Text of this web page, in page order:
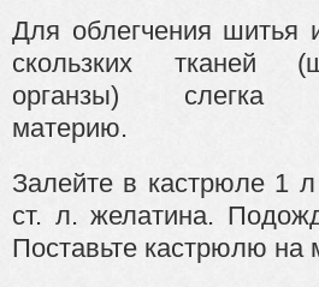
Для облегчения шитья
скользких тканей
органзы) слегка
материю.
Залейте в кастрюле 1
ст. л. желатина.
Поставьте кастрюлю на